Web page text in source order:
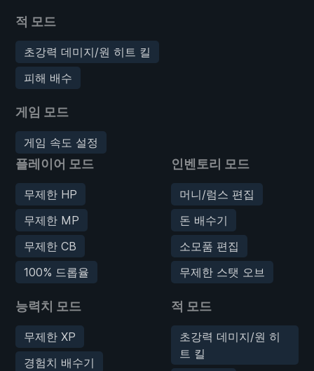
적 모드
초강력 데미지/원 히트 킬
피해 배수
게임 모드
게임 속도 설정
플레이어 모드
무제한 HP
무제한 MP
무제한 CB
100% 드롭율
능력치 모드
무제한 XP
경험치 배수기
인벤토리 모드
머니/럼스 편집
돈 배수기
소모품 편집
무제한 스탯 오브
적 모드
초강력 데미지/원 히
트 킬